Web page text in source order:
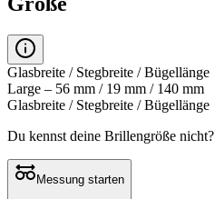
Glasbreite / Stegbreite / Bügellänge
Large – 56 mm / 19 mm / 140 mm
Glasbreite / Stegbreite / Bügellänge
Du kennst deine Brillengröße nicht?
Messung starten